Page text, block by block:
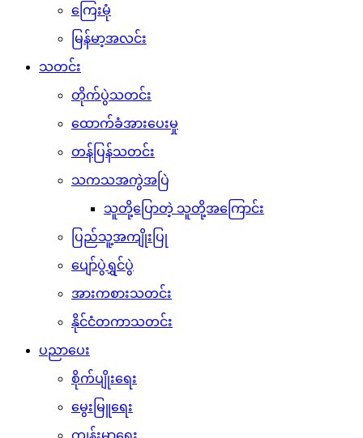
ကြေးမုံ
မြန်မာ့အလင်း
သတင်း
တိုက်ပွဲသတင်း
ထောက်ခံအားပေးမှု
တန်ပြန်သတင်း
သကသအကွဲအပြဲ
သူတို့ပြောတဲ့ သူတို့အကြောင်း
ပြည်သူ့အကျိုးပြု
ပျော်ပွဲရွှင်ပွဲ
အားကစားသတင်း
နိုင်ငံတကာသတင်း
ပညာပေး
စိုက်ပျိုးရေး
မွေးမြူရေး
ကျန်းမာရေး